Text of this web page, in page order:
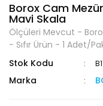
Borox Cam
Mavi Skala
Ölçüleri Mevcut -
- Sıfır Ürün - 1 Adet/
Stok Kodu
Marka